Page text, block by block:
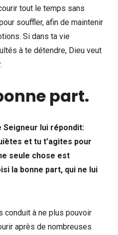
tout le temps sans
souffler, afin de maintenir
Si dans ta vie
à te détendre, Dieu veut
part.
Seigneur lui répondit:
et tu t’agites pour
seule chose est
la bonne part, qui ne lui
conduit à ne plus pouvoir
après de nombreuses